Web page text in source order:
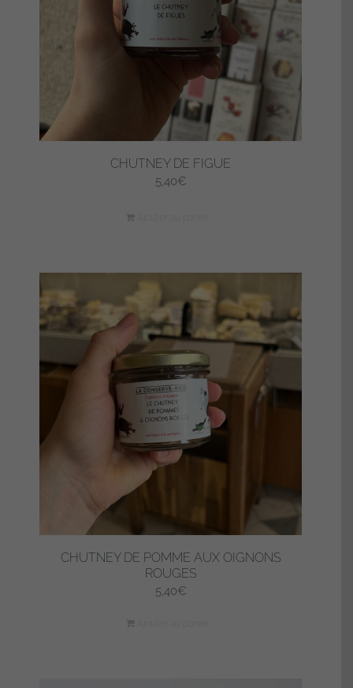
CHUTNEY DE FIGUE
5,40€
CHUTNEY DE POMME AUX OIGNONS
ROUGES
5,40€